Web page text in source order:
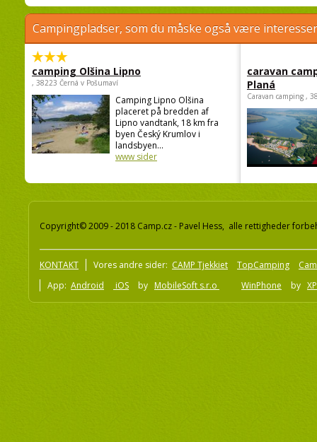
Campingpladser, som du måske også være
camping Olšina Lipno
, 38223 Černá v Pošumaví
Camping Lipno Olšina
placeret på bredden af
Lipno vandtank, 18 km fra
byen Český Krumlov i
landsbyen...
www sider
caravan
Planá
Caravan camping ,
Copyright© 2009 - 2018 Camp.cz - Pavel Hess, alle rettigheder
KONTAKT Vores andre sider: CAMP Tjekkiet TopCamping
App: Android iOS by MobileSoft s.r.o WinPhone by